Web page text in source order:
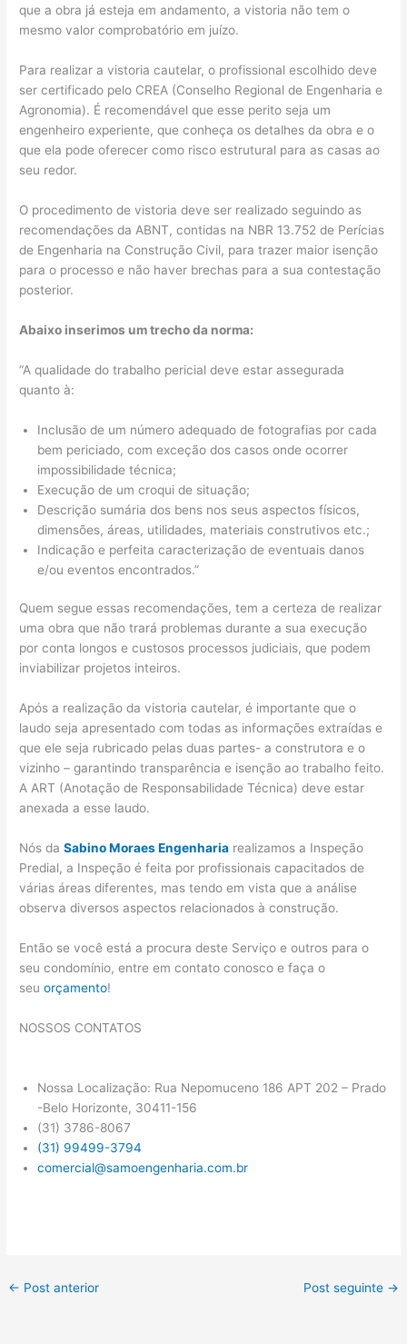
que a obra já esteja em andamento, a vistoria não tem o
mesmo valor comprobatório em juízo.
Para realizar a vistoria cautelar, o profissional escolhido deve
ser certificado pelo CREA (Conselho Regional de Engenharia e
Agronomia). É recomendável que esse perito seja um
engenheiro experiente, que conheça os detalhes da obra e o
que ela pode oferecer como risco estrutural para as casas ao
seu redor.
O procedimento de vistoria deve ser realizado seguindo as
recomendações da ABNT, contidas na NBR 13.752 de Perícias
de Engenharia na Construção Civil, para trazer maior isenção
para o processo e não haver brechas para a sua contestação
posterior.
Abaixo inserimos um trecho da norma:
“A qualidade do trabalho pericial deve estar assegurada
quanto à:
Inclusão de um número adequado de fotografias por cada
bem periciado, com exceção dos casos onde ocorrer
impossibilidade técnica;
Execução de um croqui de situação;
Descrição sumária dos bens nos seus aspectos físicos,
dimensões, áreas, utilidades, materiais construtivos etc.;
Indicação e perfeita caracterização de eventuais danos
e/ou eventos encontrados.”
Quem segue essas recomendações, tem a certeza de realizar
uma obra que não trará problemas durante a sua execução
por conta longos e custosos processos judiciais, que podem
inviabilizar projetos inteiros.
Após a realização da vistoria cautelar, é importante que o
laudo seja apresentado com todas as informações extraídas e
que ele seja rubricado pelas duas partes- a construtora e o
vizinho – garantindo transparência e isenção ao trabalho feito.
A ART (Anotação de Responsabilidade Técnica) deve estar
anexada a esse laudo.
Nós daSabino Moraes Engenharia realizamos a Inspeção
Predial, a Inspeção é feita por profissionais capacitados de
várias áreas diferentes, mas tendo em vista que a análise
observa diversos aspectos relacionados à construção.
Então se você está a procura deste Serviço e outros para o
seu condomínio, entre em contato conosco e faça o
seuorçamento!
NOSSOS CONTATOS
Nossa Localização: Rua Nepomuceno 186 APT 202 – Prado
-Belo Horizonte, 30411-156
(31) 3786-8067
(31) 99499-3794
comercial@samoengenharia.com.br
← Post anterior Post seguinte →